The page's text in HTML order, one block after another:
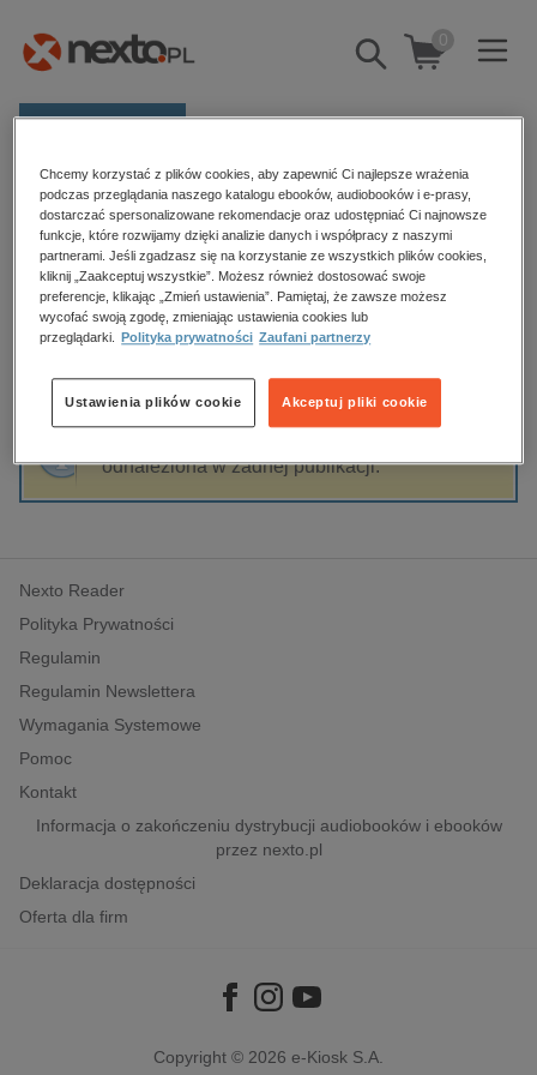
Pokaż/schowaj
wyszukiwarkę
0
Kategorie
Zobacz wszystkie E-prasa
budownictwo, aranżacja wnętrz
biznesowe, branżowe, gospodarka
dzienniki
edukacja
hobby, sport, rozrywka
komputery, internet, technologie, informatyka
polityka, społeczno-informacyjne
psychologiczne
inne
popularno-naukowe
historia
Strona główna Katarzyna Sikora
Katarzyna Sikora
Sortowanie Filtrowanie
odnaleziona w żadnej publikacji.
Nexto Reader
Polityka Prywatności
Regulamin
Regulamin Newslettera
Wymagania Systemowe
Pomoc
Kontakt
Informacja o zakończeniu dystrybucji audiobooków i ebooków
przez nexto.pl
Deklaracja dostępności
Oferta dla firm
Copyright © 2026 e-Kiosk S.A.
Chcemy korzystać z plików cookies, aby zapewnić Ci najlepsze wrażenia
podczas przeglądania naszego katalogu ebooków, audiobooków i e-prasy,
dostarczać spersonalizowane rekomendacje oraz udostępniać Ci najnowsze
funkcje, które rozwijamy dzięki analizie danych i współpracy z naszymi
partnerami. Jeśli zgadzasz się na korzystanie ze wszystkich plików cookies,
kliknij „Zaakceptuj wszystkie”. Możesz również dostosować swoje
preferencje, klikając „Zmień ustawienia”. Pamiętaj, że zawsze możesz
wycofać swoją zgodę, zmieniając ustawienia cookies lub
przeglądarki.
Polityka prywatności Zaufani partnerzy
Akceptuj pliki cookie
Ustawienia plików cookie